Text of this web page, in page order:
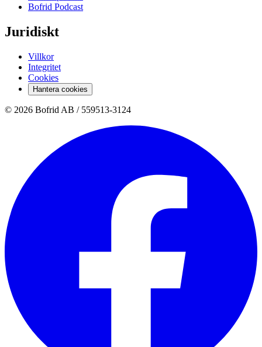
Bofrid Podcast
Juridiskt
Villkor
Integritet
Cookies
Hantera cookies
© 2026 Bofrid AB / 559513-3124